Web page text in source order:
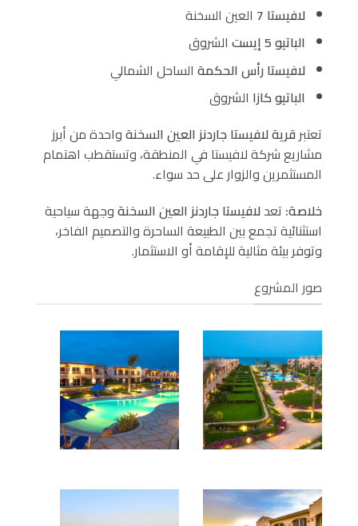
لافيستا 7
العين السخنة
الباتيو 5 إيست
الشروق
لافيستا رأس الحكمةالساحل الشمالي
الباتيو كازا الشروق
تعتبرقرية لافيستا جاردنز العين السخنةواحدة من أبرز
مشاريع شركة لافيستا في المنطقة، وتستقطب اهتمام
المستثمرين والزوار على حد سواء.
خلاصة: تعدلافيستا جاردنز العين السخنةوجهة سياحية
استثنائية تجمع بين الطبيعة الساحرة والتصميم الفاخر،
وتوفر بيئة مثالية للإقامة أو الاستثمار.
صور المشروع